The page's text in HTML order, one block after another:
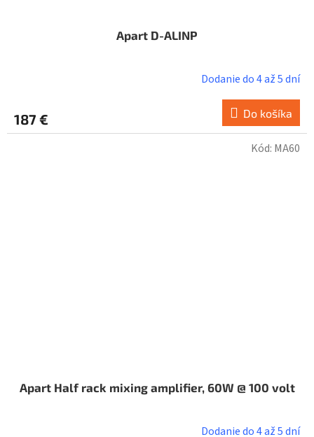
Apart D-ALINP
Dodanie do 4 až 5 dní
187 € Do košíka
Apart Half rack mixing amplifier, 60W @ 100 volt
Dodanie do 4 až 5 dní
Kód: MA60